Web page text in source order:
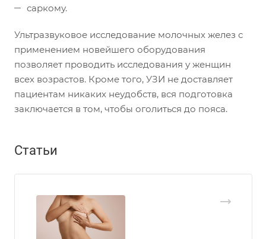
саркому.
Ультразвуковое исследование молочных желез с
применением новейшего оборудования
позволяет проводить исследования у женщин
всех возрастов. Кроме того, УЗИ не доставляет
пациентам никаких неудобств, вся подготовка
заключается в том, чтобы оголиться до пояса.
Статьи